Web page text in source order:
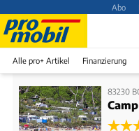
Abo
Alle pro+ Artikel Finanzierung
83230